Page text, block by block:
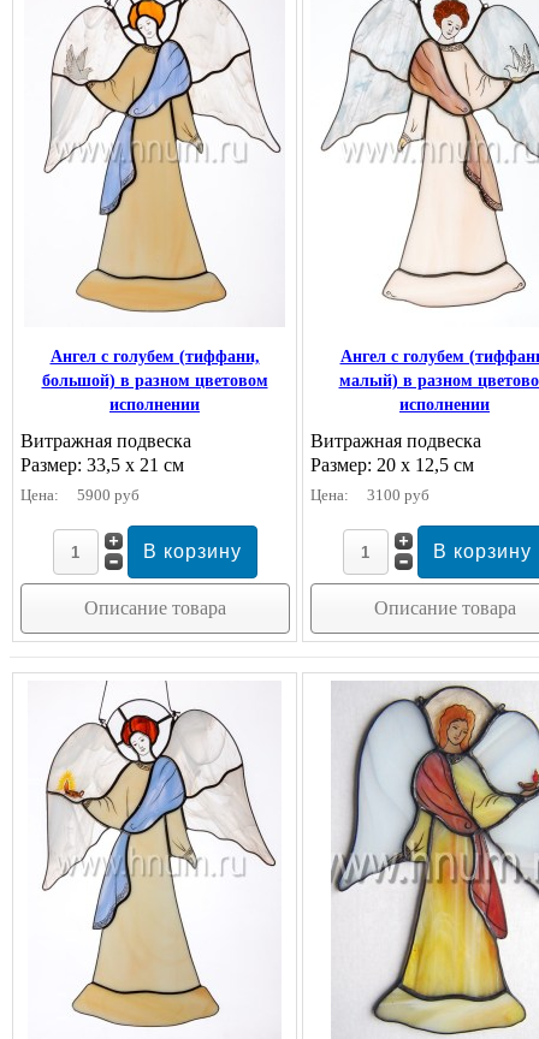
Ангел с голубем (тиффани,
большой) в разном цветовом
исполнении
Витражная подвеска
Размер: 33,5 х 21 см
Цена: 5900 руб
Описание товара
Ангел с голубем
малый) в разном
исполнении
Витражная подвеска
Размер: 20 х 12,5 см
Цена: 3100 руб
Описание товара